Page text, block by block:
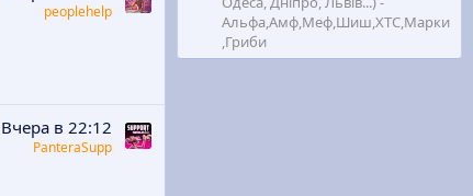
peoplehelp
Вчера в 22:12
PanteraSupp
Альфа,Амф,Меф,Шиш,XTC,Марки
,Гриби